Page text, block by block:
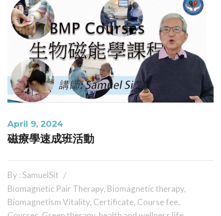
April 9, 2024
磁療學速成班活動
By : SamuelSit
Biomagnetic Pair Therapy, Biomagnetic therapy,
Biomagnetism Vitality, Certificate, Course fee,